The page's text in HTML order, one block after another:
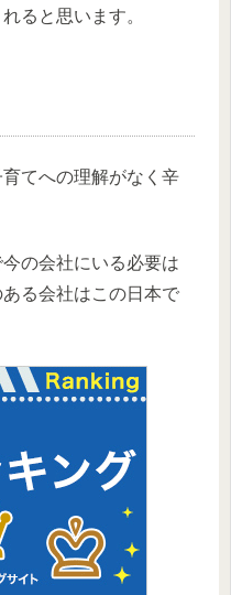
ると思います。
てへの理解がなく辛
の会社にいる必要は
る会社はこの日本で